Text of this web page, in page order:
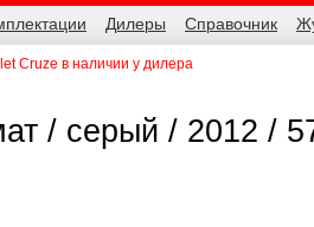
Дилеры Справочник
Cruze в наличии у дилера
/ серый / 2012 /